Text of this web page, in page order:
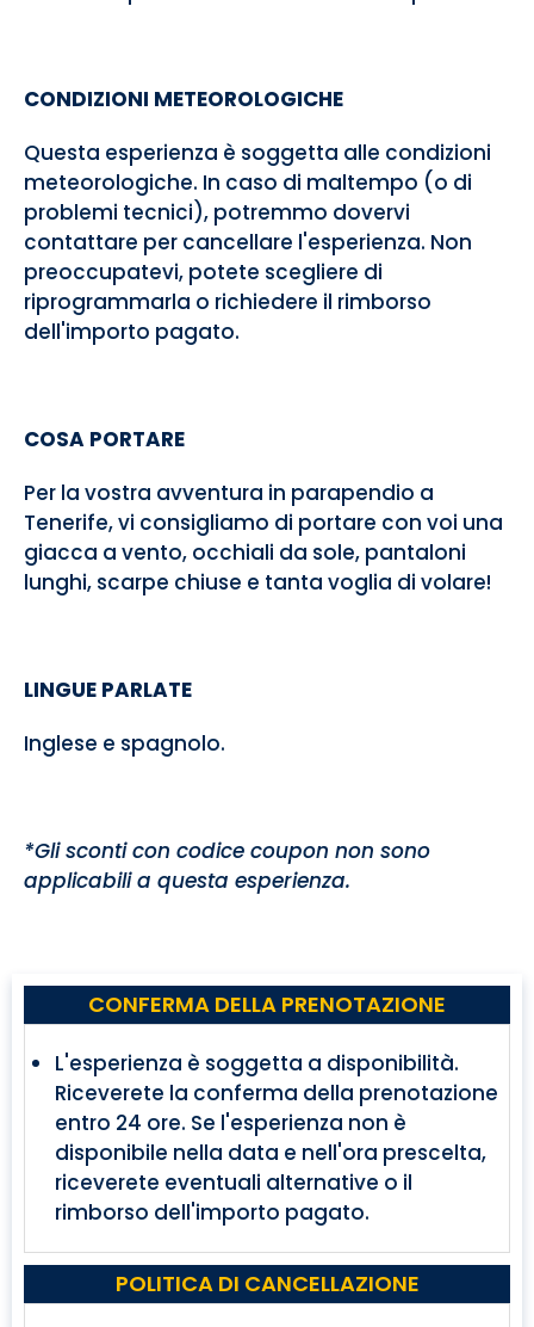
CONDIZIONI METEOROLOGICHE
Questa esperienza è soggetta alle condizioni
meteorologiche. In caso di maltempo (o di
problemi tecnici), potremmo dovervi
contattare per cancellare l'esperienza. Non
preoccupatevi, potete scegliere di
riprogrammarla o richiedere il rimborso
dell'importo pagato.
COSA PORTARE
Per la vostra avventura in parapendio a
Tenerife, vi consigliamo di portare con voi una
giacca a vento, occhiali da sole, pantaloni
lunghi, scarpe chiuse e tanta voglia di volare!
LINGUE PARLATE
Inglese e spagnolo.
*Gli sconti con codice coupon non sono
applicabili a questa esperienza.
CONFERMA DELLA PRENOTAZIONE
L'esperienza è soggetta a disponibilità.
Riceverete la conferma della prenotazione
entro 24 ore. Se l'esperienza non è
disponibile nella data e nell'ora prescelta,
riceverete eventuali alternative o il
rimborso dell'importo pagato.
POLITICA DI CANCELLAZIONE